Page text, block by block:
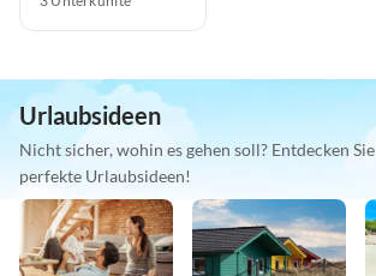
Urlaubsideen
Nicht sicher, wohin es gehen soll? Entdecken Sie
perfekte Urlaubsideen!